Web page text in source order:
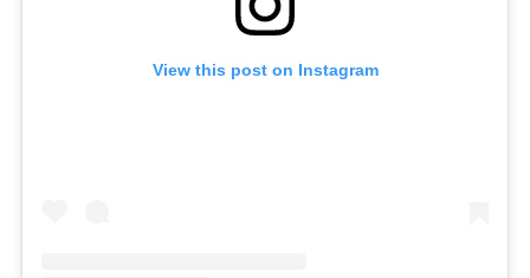
View this post on Instagram